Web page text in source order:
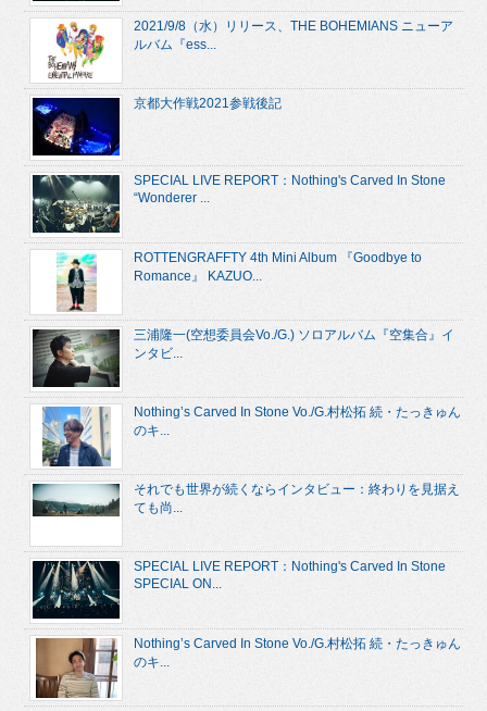
2021/9/8（水）リリース、THE BOHEMIANS ニューア
ルバム『ess...
京都大作戦2021参戦後記
SPECIAL LIVE REPORT：Nothing's Carved In Stone
“Wonderer ...
ROTTENGRAFFTY 4th Mini Album 『Goodbye to
Romance』 KAZUO...
三浦隆一(空想委員会Vo./G.) ソロアルバム『空集合』イ
ンタビ...
Nothing’s Carved In Stone Vo./G.村松拓 続・たっきゅん
のキ...
それでも世界が続くならインタビュー：終わりを見据え
ても尚...
SPECIAL LIVE REPORT：Nothing's Carved In Stone
SPECIAL ON...
Nothing’s Carved In Stone Vo./G.村松拓 続・たっきゅん
のキ...